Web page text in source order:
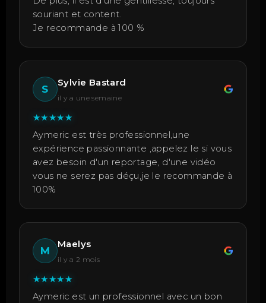
souriant et content.
Je recommande à 100 %
S
Sylvie Bastard
il y a une semaine
★★★★★
Aymeric est très professionnel,une
expérience passionnante ,appelez le si vous
avez besoin d'un reportage, d'une vidéo
vous ne serez pas déçu,je le recommande à
100%
M
Maelys
il y a 2 mois
★★★★★
Aymeric est un professionnel avec un bon